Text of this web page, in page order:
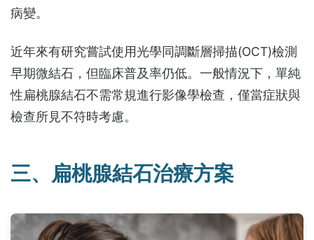
病變。
近年來有研究嘗試使用光學同調斷層掃描(OCT)檢測
早期微結石，但臨床普及率仍低。一般情況下，單純
性扁桃腺結石不需常規進行影像學檢查，僅當症狀與
檢查所見不符時考慮。
三、扁桃腺結石治療方案